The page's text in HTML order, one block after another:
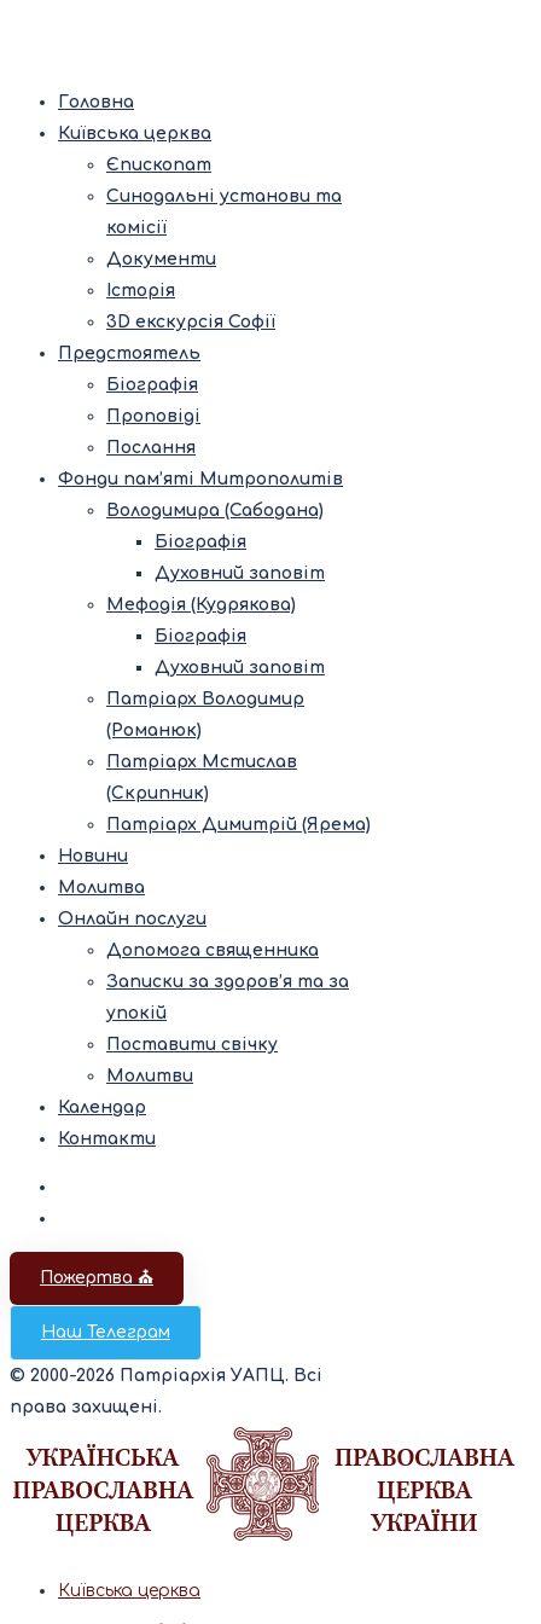
Головна
Київська церква
Єпископат
Синодальні установи та
комісії
Документи
Історія
3D екскурсія Софії
Предстоятель
Біографія
Проповіді
Послання
Фонди пам’яті Митрополитів
Володимира (Сабодана)
Біографія
Духовний заповіт
Мефодія (Кудрякова)
Біографія
Духовний заповіт
Патріарх Володимир
(Романюк)
Патріарх Мстислав
(Скрипник)
Патріарх Димитрій (Ярема)
Новини
Молитва
Онлайн послуги
Допомога священника
Записки за здоров’я та за
упокій
Поставити свічку
Молитви
Календар
Контакти
Пожертва ⛪️
Наш Телеграм
© 2000-2026 Патріархія УАПЦ. Всі
права захищені.
Київська церква